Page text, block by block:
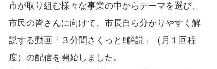
市が取り組む様々な事業の中からテーマを選び、
市民の皆さんに向けて、市長自ら分かりやすく解
説する動画「３分間さくっと‼解説」（月１回程
度）の配信を開始しました。